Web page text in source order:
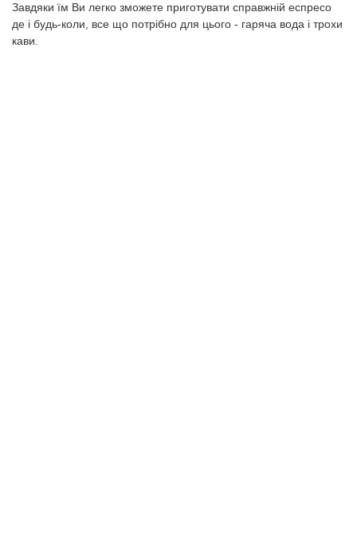
Завдяки їм Ви легко зможете приготувати справжній еспресо
де і будь-коли, все що потрібно для цього - гаряча вода і трохи
кави.